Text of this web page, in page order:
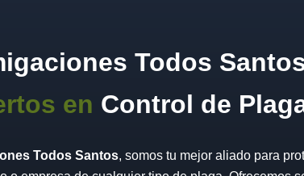
Todos
en Control de
Todos Santos, somos tu mejor aliado para